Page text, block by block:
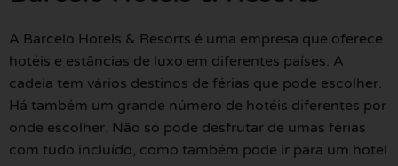
A Barcelo Hotels & Resorts é uma empresa que oferece
hotéis e estâncias de luxo em diferentes países. A
cadeia tem vários destinos de férias que pode escolher.
Há também um grande número de hotéis diferentes por
onde escolher. Não só pode desfrutar de umas férias
com tudo incluído, como também pode ir para um hotel